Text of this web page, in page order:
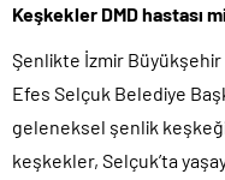
Keşkekler DMD hastası
Şenlikte İzmir Büyükşehir
Efes Selçuk Belediye
geleneksel şenlik
keşkekler, Selçuk’ta